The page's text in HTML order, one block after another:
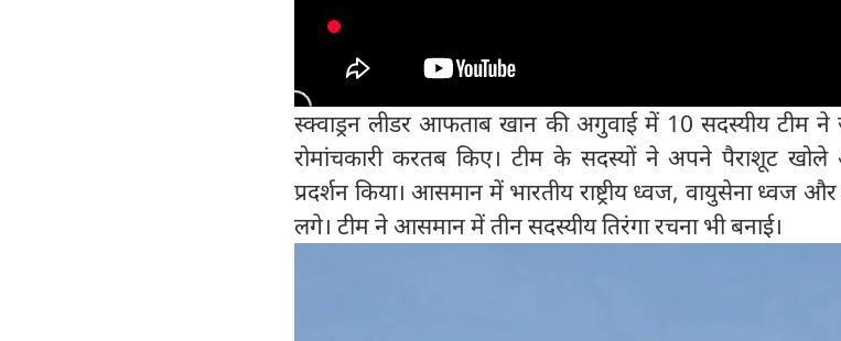
स्क्वाड्रन लीडर आफताब खान की अगुवाई में 10 सदस्यीय टीम
रोमांचकारी करतब किए। टीम के सदस्यों ने अपने पैराशूट खोले
प्रदर्शन किया। आसमान में भारतीय राष्ट्रीय ध्वज, वायुसेना ध्वज
लगे। टीम ने आसमान में तीन सदस्यीय तिरंगा रचना भी बनाई।